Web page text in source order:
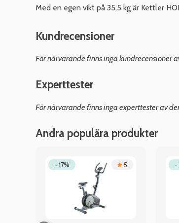
Med en egen vikt på 35,5 kg är Kettler
Kundrecensioner
För närvarande finns inga kundrecensioner
Experttester
För närvarande finns inga experttester av
Andra populära produkter
- 17% 5 -